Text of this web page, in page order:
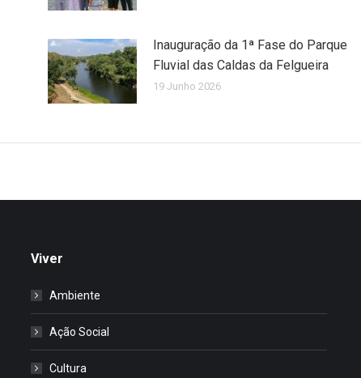
Inauguração da 1ª Fase do Parque
Fluvial das Caldas da Felgueira
19 Junho 2026
Viver
Ambiente
Ação Social
Cultura